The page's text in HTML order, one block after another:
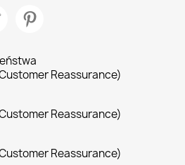
Reassurance)
Reassurance)
Reassurance)